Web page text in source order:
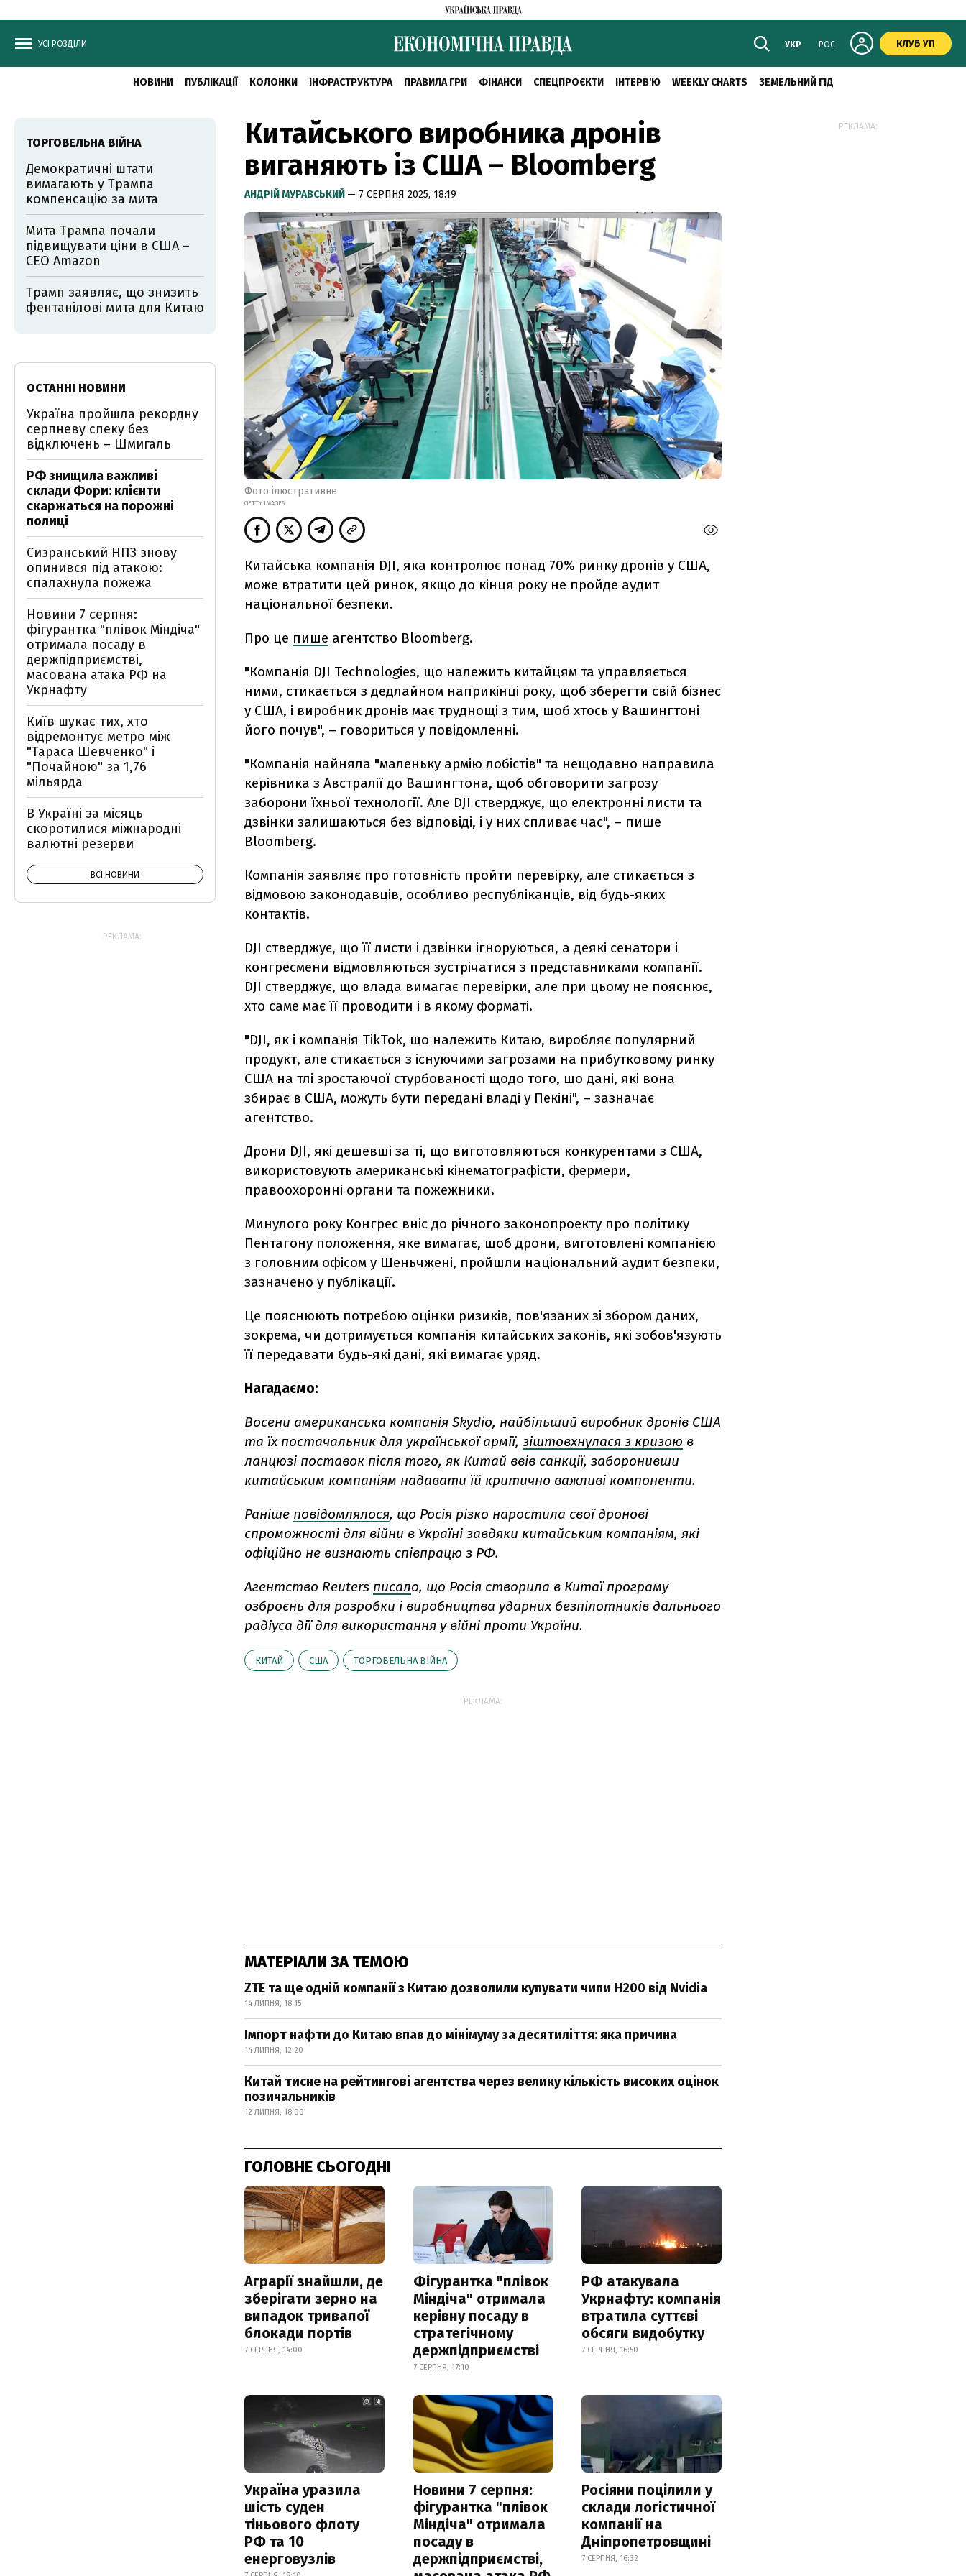
УСІ РОЗДІЛИ УКР РОС КЛУБ УП
НОВИНИ ПУБЛІКАЦІЇ КОЛОНКИ ІНФРАСТРУКТУРА ПРАВИЛА ГРИ ФІНАНСИ СПЕЦПРОЄКТИ ІНТЕРВ'Ю WEEKLY CHARTS ЗЕМЕЛЬНИЙ ГІД
Китайського виробника дронів
виганяють із США – Bloomberg
АНДРІЙ МУРАВСЬКИЙ — 7 СЕРПНЯ 2025, 18:19
Фото ілюстративне
GETTY IMAGES
Китайська компанія DJI, яка контролює понад 70% ринку дронів у США,
може втратити цей ринок, якщо до кінця року не пройде аудит
національної безпеки.
Про це пише агентство Bloomberg.
"Компанія DJI Technologies, що належить китайцям та управляється
ними, стикається з дедлайном наприкінці року, щоб зберегти свій бізнес
у США, і виробник дронів має труднощі з тим, щоб хтось у Вашингтоні
його почув", – говориться у повідомленні.
"Компанія найняла "маленьку армію лобістів" та нещодавно направила
керівника з Австралії до Вашингтона, щоб обговорити загрозу
заборони їхньої технології. Але DJI стверджує, що електронні листи та
дзвінки залишаються без відповіді, і у них спливає час", – пише
Bloomberg.
Компанія заявляє про готовність пройти перевірку, але стикається з
відмовою законодавців, особливо республіканців, від будь-яких
контактів.
DJI стверджує, що її листи і дзвінки ігноруються, а деякі сенатори і
конгресмени відмовляються зустрічатися з представниками компанії.
DJI стверджує, що влада вимагає перевірки, але при цьому не пояснює,
хто саме має її проводити і в якому форматі.
"DJI, як і компанія TikTok, що належить Китаю, виробляє популярний
продукт, але стикається з існуючими загрозами на прибутковому ринку
США на тлі зростаючої стурбованості щодо того, що дані, які вона
збирає в США, можуть бути передані владі у Пекіні", – зазначає
агентство.
Дрони DJI, які дешевші за ті, що виготовляються конкурентами з США,
використовують американські кінематографісти, фермери,
правоохоронні органи та пожежники.
Минулого року Конгрес вніс до річного законопроекту про політику
Пентагону положення, яке вимагає, щоб дрони, виготовлені компанією
з головним офісом у Шеньчжені, пройшли національний аудит безпеки,
зазначено у публікації.
Це пояснюють потребою оцінки ризиків, пов'язаних зі збором даних,
зокрема, чи дотримується компанія китайських законів, які зобов'язують
її передавати будь-які дані, які вимагає уряд.
Нагадаємо:
Восени американська компанія Skydio, найбільший виробник дронів США
та їх постачальник для української армії, зіштовхнулася з кризою в
ланцюзі поставок після того, як Китай ввів санкції, заборонивши
китайським компаніям надавати їй критично важливі компоненти.
Раніше повідомлялося, що Росія різко наростила свої дронові
спроможності для війни в Україні завдяки китайським компаніям, які
офіційно не визнають співпрацю з РФ.
Агентство Reuters писало, що Росія створила в Китаї програму
озброєнь для розробки і виробництва ударних безпілотників дальнього
радіуса дії для використання у війні проти України.
КИТАЙ США ТОРГОВЕЛЬНА ВІЙНА
РЕКЛАМА:
МАТЕРІАЛИ ЗА ТЕМОЮ
ZTE та ще одній компанії з Китаю дозволили купувати чипи H200 від Nvidia
14 ЛИПНЯ, 18:15
Імпорт нафти до Китаю впав до мінімуму за десятиліття: яка причина
14 ЛИПНЯ, 12:20
Китай тисне на рейтингові агентства через велику кількість високих оцінок
позичальників
12 ЛИПНЯ, 18:00
ГОЛОВНЕ СЬОГОДНІ
Аграрії знайшли, де
зберігати зерно на
випадок тривалої
блокади портів
7 СЕРПНЯ, 14:00
Фігурантка "плівок
Міндіча" отримала
керівну посаду в
стратегічному
держпідприємстві
7 СЕРПНЯ, 17:10
РФ атакувала
Укрнафту: компанія
втратила суттєві
обсяги видобутку
7 СЕРПНЯ, 16:50
Україна уразила
шість суден
тіньового флоту
РФ та 10
енерговузлів
Новини 7 серпня:
фігурантка "плівок
Міндіча" отримала
посаду в
держпідприємстві,
Росіяни поцілили у
склади логістичної
компанії на
Дніпропетровщині
7 СЕРПНЯ, 16:32
ТОРГОВЕЛЬНА ВІЙНА
Демократичні штати
вимагають у Трампа
компенсацію за мита
Мита Трампа почали
підвищувати ціни в США –
СЕО Amazon
Трамп заявляє, що знизить
фентанілові мита для Китаю
ОСТАННІ НОВИНИ
Україна пройшла рекордну
серпневу спеку без
відключень – Шмигаль
РФ знищила важливі
склади Фори: клієнти
скаржаться на порожні
полиці
Сизранський НПЗ знову
опинився під атакою:
спалахнула пожежа
Новини 7 серпня:
фігурантка "плівок Міндіча"
отримала посаду в
держпідприємстві,
масована атака РФ на
Укрнафту
Київ шукає тих, хто
відремонтує метро між
"Тараса Шевченко" і
"Почайною" за 1,76
мільярда
В Україні за місяць
скоротилися міжнародні
валютні резерви
ВСІ НОВИНИ
РЕКЛАМА:
РЕКЛАМА: